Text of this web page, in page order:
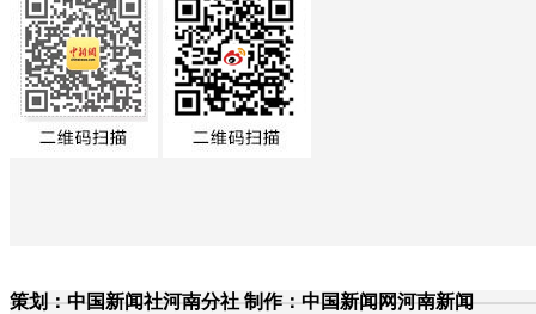
策划：中国新闻社河南分社 制作：中国新闻网河南新闻